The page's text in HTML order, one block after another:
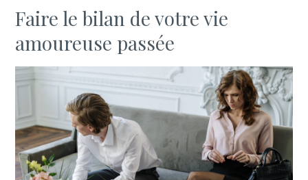
Faire le bilan de votre vie
amoureuse passée